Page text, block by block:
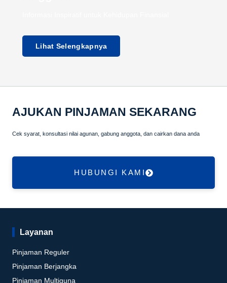
Lihat Selengkapnya
AJUKAN PINJAMAN SEKARANG
Cek syarat, konsultasi nilai agunan, gabung anggota, dan cairkan dana anda
HUBUNGI KAMI
Layanan
Pinjaman Reguler
Pinjaman Berjangka
Pinjaman Multiguna